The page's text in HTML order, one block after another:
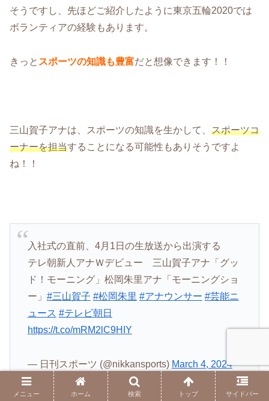
そうですし、先ほどご紹介したように東京五輪2020では
ボランティアの経験もあります。
きっと スポーツの知識も豊富だと想像できます！！
三山賀子アナは、スポーツの知識を生かして、 スポーツコ
ーナーを担当することになる可能性もありそうですよ
ね！！
入社式の直前、4月1日の生放送から出演する
テレ朝新人アナＷデビュー 三山賀子アナ「グッ
ド！モーニング」松岡朱里アナ「モーニングショ
ー」 #三山賀子 #松岡朱里 #アナウンサー #芸能ニ
ュース #テレビ朝日
https://t.co/mRM2lC9HIY
— 日刊スポーツ (@nikkansports) March 4, 2024
メニュー ホーム 検索 トップ サイドバー